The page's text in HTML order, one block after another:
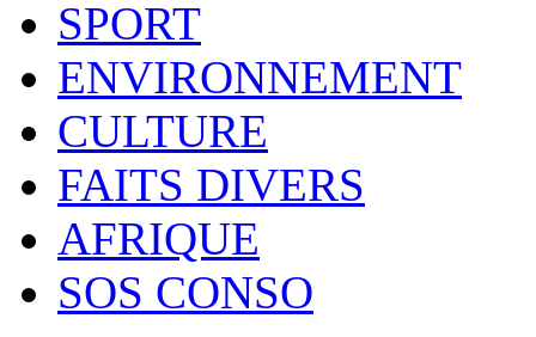
SPORT
ENVIRONNEMENT
CULTURE
FAITS DIVERS
AFRIQUE
SOS CONSO